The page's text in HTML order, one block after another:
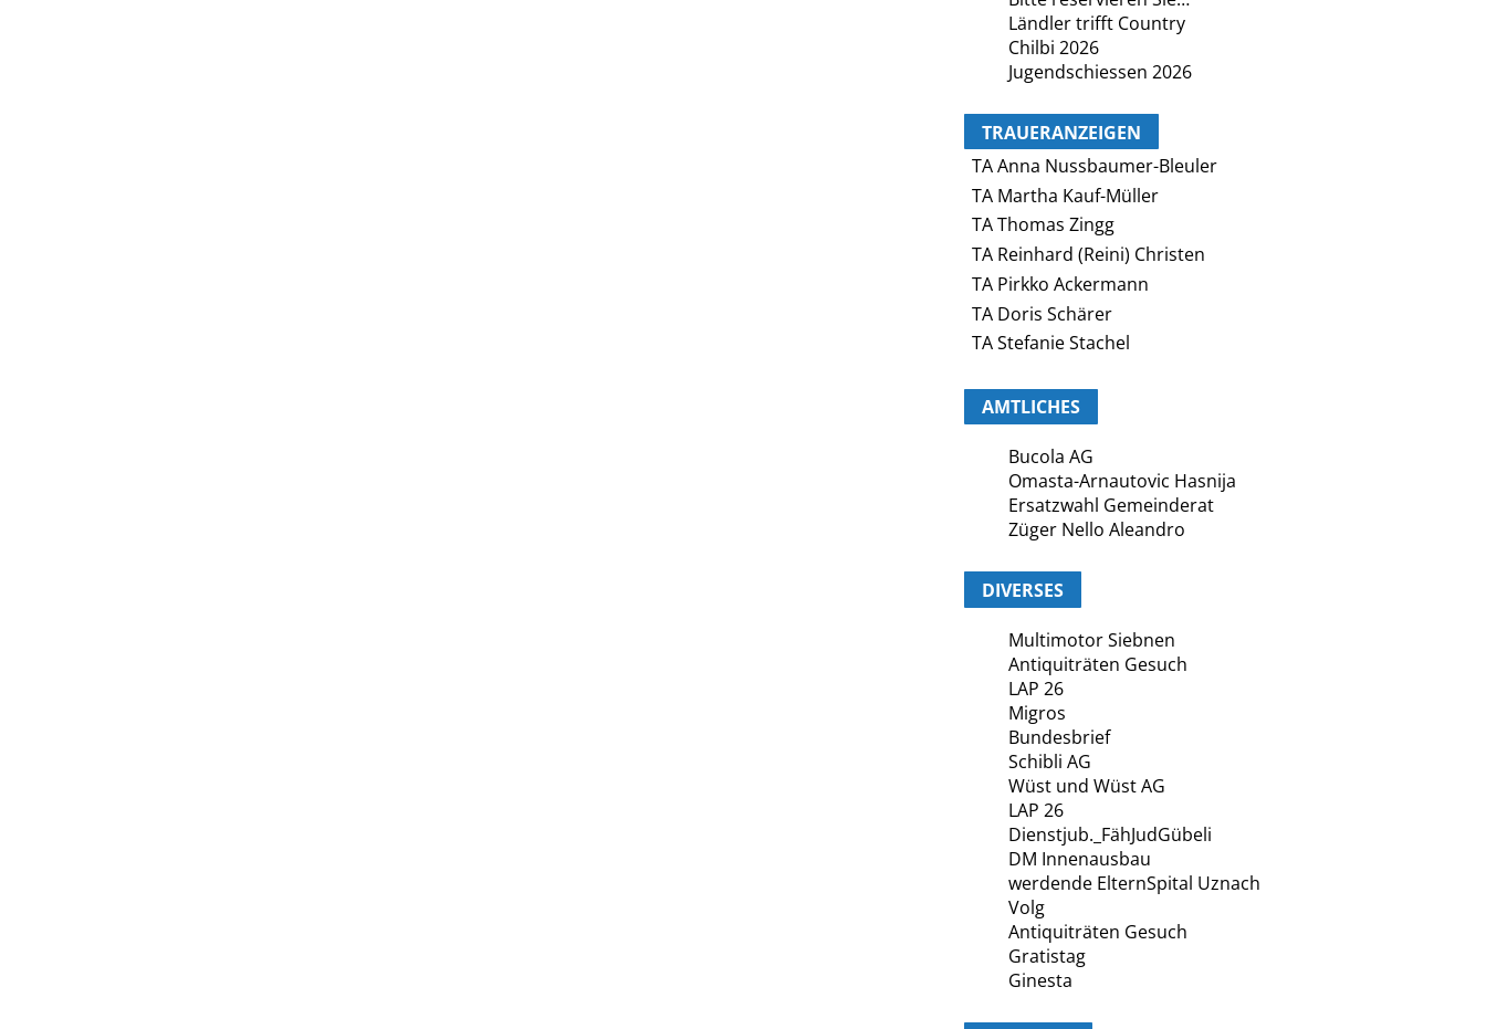
Ländler trifft Country
Chilbi 2026
Jugendschiessen 2026
TRAUERANZEIGEN
TA Anna Nussbaumer-Bleuler
TA Martha Kauf-Müller
TA Thomas Zingg
TA Reinhard (Reini) Christen
TA Pirkko Ackermann
TA Doris Schärer
TA Stefanie Stachel
AMTLICHES
Bucola AG
Omasta-Arnautovic Hasnija
Ersatzwahl Gemeinderat
Züger Nello Aleandro
DIVERSES
Multimotor Siebnen
Antiquiträten Gesuch
LAP 26
Migros
Bundesbrief
Schibli AG
Wüst und Wüst AG
LAP 26
Dienstjub._FähJudGübeli
DM Innenausbau
werdende ElternSpital Uznach
Volg
Antiquiträten Gesuch
Gratistag
Ginesta